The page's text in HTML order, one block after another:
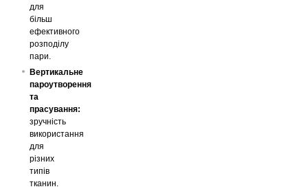
для
більш
ефективного
розподілу
пари.
Вертикальне
пароутворення
та
прасування:
зручність
використання
для
різних
типів
тканин.